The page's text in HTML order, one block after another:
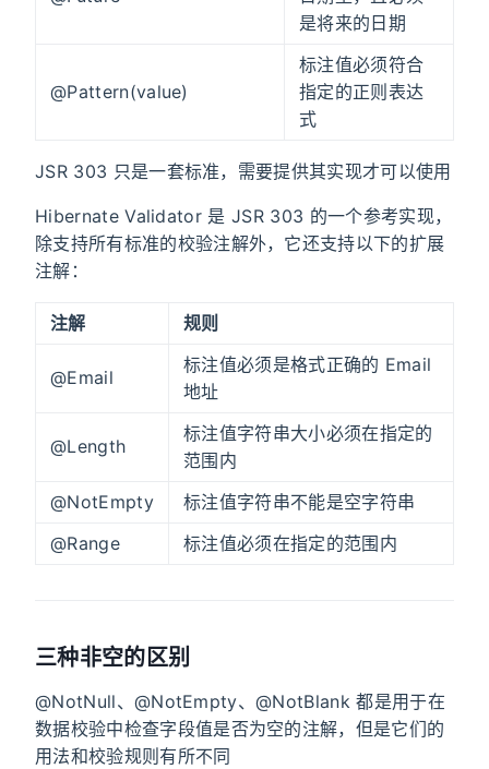
是将来的日期
@Pattern(value)
标注值必须符合
指定的正则表达
式
JSR 303 只是一套标准，需要提供其实现才可以使用
Hibernate Validator 是 JSR 303 的一个参考实现，
除支持所有标准的校验注解外，它还支持以下的扩展
注解：
注解 规则
@Email
标注值必须是格式正确的 Email
地址
@Length
标注值字符串大小必须在指定的
范围内
@NotEmpty
标注值字符串不能是空字符串
@Range
标注值必须在指定的范围内
三种非空的区别
@NotNull、@NotEmpty、@NotBlank 都是用于在
数据校验中检查字段值是否为空的注解，但是它们的
用法和校验规则有所不同